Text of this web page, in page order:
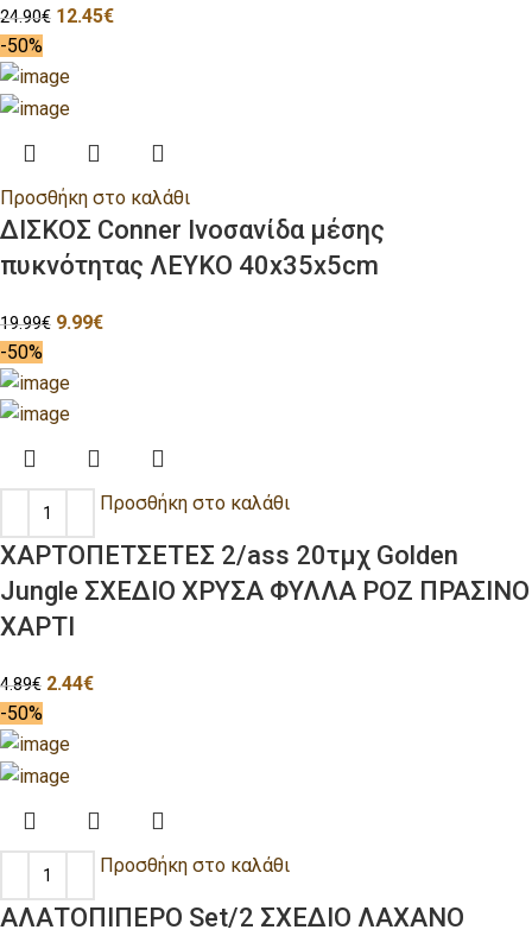
24.90€ 12.45€
-50%
Προσθήκη στο καλάθι
ΔΙΣΚΟΣ Conner Ινοσανίδα μέσης
πυκνότητας ΛΕΥΚΟ 40x35x5cm
19.99€ 9.99€
-50%
Προσθήκη στο καλάθι
ΧΑΡΤΟΠΕΤΣΕΤΕΣ 2/ass 20τμχ Golden
Jungle ΣΧΕΔΙΟ ΧΡΥΣΑ ΦΥΛΛΑ ΡΟΖ ΠΡΑΣΙΝΟ
ΧΑΡΤΙ
4.89€ 2.44€
-50%
Προσθήκη στο καλάθι
ΑΛΑΤΟΠΙΠΕΡΟ Set/2 ΣΧΕΔΙΟ ΛΑΧΑΝΟ